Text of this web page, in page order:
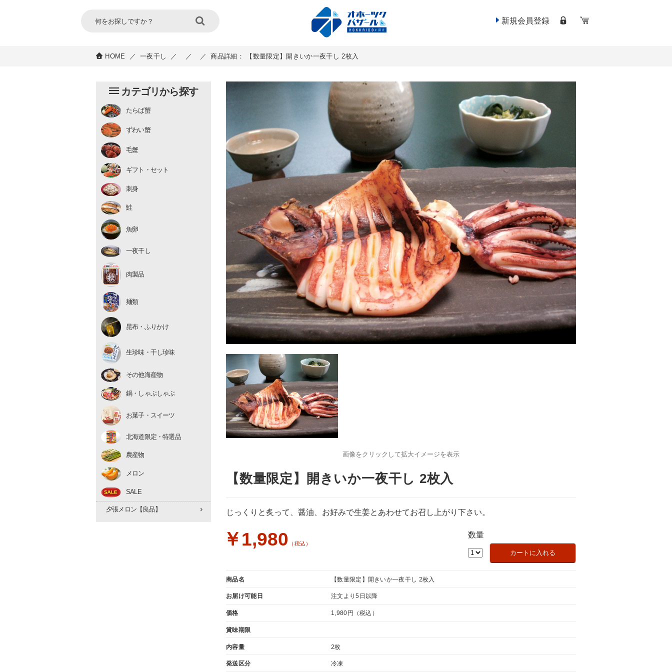
新規会員登録
HOME ／ 一夜干し ／ ／ ／ 商品詳細： 【数量限定】開きいか一夜干し 2枚入
カテゴリから探す
たらば蟹
チルド
むき身 ずわい蟹
むき身
生冷凍 毛蟹
チルド
ギフト・セット
刺身
鮭
魚卵
いくら
たらこ・明太子
数の子
一夜干し
肉製品
麺類
昆布・ふりかけ
生珍味・干し珍味
生珍味
干し珍味
その他海産物
鍋・しゃぶしゃぶ
お菓子・スイーツ
北海道限定・特選品
農産物
アスパラ
とうもろこし
たまねぎ
早期予約 10月下旬
メロン
赤肉メロン
夕張メロン【優品】
夕張メロン【良品】
SALE
画像をクリックして拡大イメージを表示
【数量限定】開きいか一夜干し 2枚入
じっくりと炙って、醤油、お好みで生姜とあわせてお召し上がり下さい。
￥1,980 （税込）
数量
商品名 【数量限定】開きいか一夜干し 2枚入
お届け可能日 注文より5日以降
価格 1,980円 （税込）
賞味期限
内容量 2枚
発送区分 冷凍